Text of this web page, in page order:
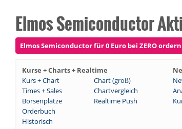
Elmos Semiconductor
Elmos Semiconductor für 0 Euro bei ZERO ordern
Kurse + Charts + Realtime
Kurs + Chart
Chart (groß)
Times + Sales
Chartvergleich
Börsenplätze
Realtime Push
Orderbuch
Historisch